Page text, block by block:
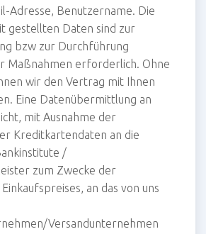
Adresse, Benutzername. Die
gestellten Daten sind zur
bzw zur Durchführung
Maßnahmen erforderlich. Ohne
wir den Vertrag mit Ihnen
Eine Datenübermittlung an
mit Ausnahme der
Kreditkartendaten an die
/
zum Zwecke der
an das von uns
Versandunternehmen